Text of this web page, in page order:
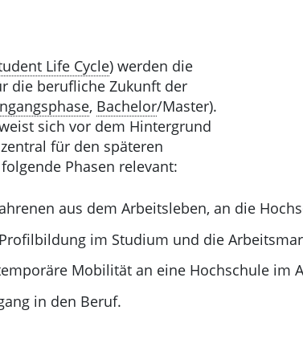
Life Cycle) werden die
die berufliche Zukunft der
, Bachelor/Master).
sich vor dem Hintergrund
für den späteren
Phasen relevant:
aus dem Arbeitsleben, an die
im Studium und die
Mobilität an eine Hochschule im
in den Beruf.